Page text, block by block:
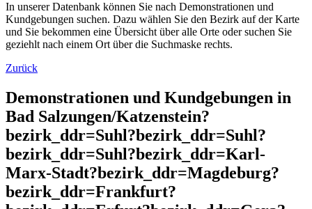
In unserer Datenbank können Sie nach Demonstrationen und
Kundgebungen suchen. Dazu wählen Sie den Bezirk auf der Karte
und Sie bekommen eine Übersicht über alle Orte oder suchen Sie
geziehlt nach einem Ort über die Suchmaske rechts.
Zurück
Demonstrationen und Kundgebungen in
Bad Salzungen/Katzenstein?
bezirk_ddr=Suhl?bezirk_ddr=Suhl?
bezirk_ddr=Suhl?bezirk_ddr=Karl-
Marx-Stadt?bezirk_ddr=Magdeburg?
bezirk_ddr=Frankfurt?